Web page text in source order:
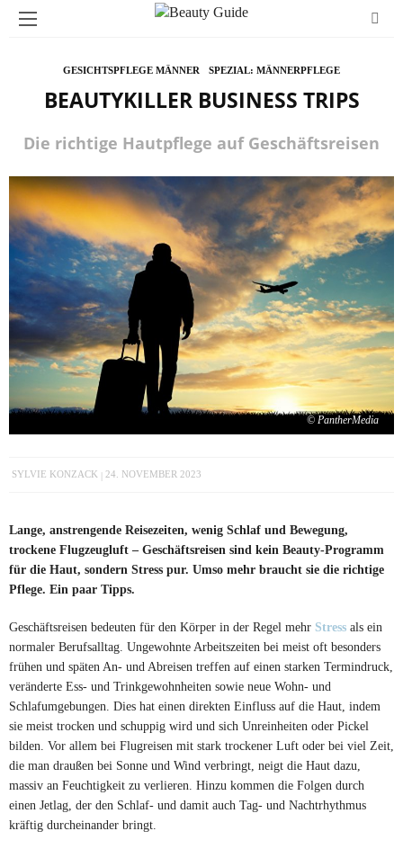
GESICHTSPFLEGE MÄNNER SPEZIAL: MÄNNERPFLEGE
BEAUTYKILLER BUSINESS TRIPS
Die richtige Hautpflege auf Geschäftsreisen
© PantherMedia
SYLVIE KONZACK 24. NOVEMBER 2023
Lange, anstrengende Reisezeiten, wenig Schlaf und Bewegung,
trockene Flugzeugluft – Geschäftsreisen sind kein Beauty-Programm
für die Haut, sondern Stress pur. Umso mehr braucht sie die richtige
Pflege. Ein paar Tipps.
Geschäftsreisen bedeuten für den Körper in der Regel mehr Stress als ein
normaler Berufsalltag. Ungewohnte Arbeitszeiten bei meist oft besonders
frühen und späten An- und Abreisen treffen auf einen starken Termindruck,
veränderte Ess- und Trinkgewohnheiten sowie neue Wohn- und
Schlafumgebungen. Dies hat einen direkten Einfluss auf die Haut, indem
sie meist trocken und schuppig wird und sich Unreinheiten oder Pickel
bilden. Vor allem bei Flugreisen mit stark trockener Luft oder bei viel Zeit,
die man draußen bei Sonne und Wind verbringt, neigt die Haut dazu,
massiv an Feuchtigkeit zu verlieren. Hinzu kommen die Folgen durch
einen Jetlag, der den Schlaf- und damit auch Tag- und Nachtrhythmus
kräftig durcheinander bringt.